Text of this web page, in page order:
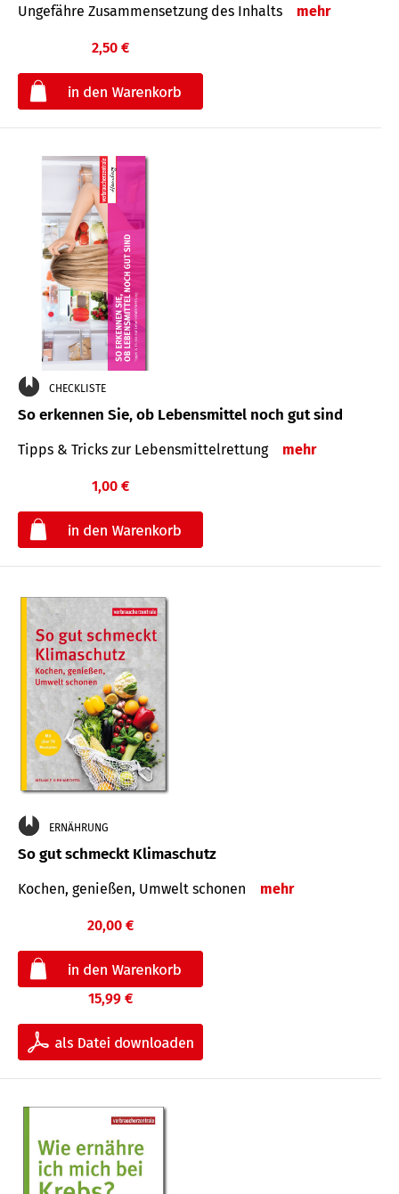
Ungefähre Zusammensetzung des Inhalts mehr
2,50 €
CHECKLISTE
So erkennen Sie, ob Lebensmittel noch gut sind
Tipps & Tricks zur Lebensmittelrettung mehr
1,00 €
ERNÄHRUNG
So gut schmeckt Klimaschutz
Kochen, genießen, Umwelt schonen mehr
20,00 €
15,99 €